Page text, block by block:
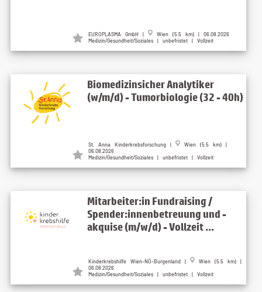
EUROPLASMA GmbH |
Wien (5.5 km) | 06.08.2026
Medizin/Gesundheit/Soziales | unbefristet | Vollzeit
Biomedizinsicher Analytiker
(w/m/d) - Tumorbiologie (32 - 40h)
St. Anna Kinderkrebsforschung |
Wien (5.5 km) |
06.08.2026
Medizin/Gesundheit/Soziales | unbefristet | Vollzeit
Mitarbeiter:in Fundraising /
Spender:innenbetreuung und -
akquise (m/w/d) - Vollzeit ...
Kinderkrebshilfe Wien-NÖ-Burgenland |
Wien (5.5 km) |
06.08.2026
Medizin/Gesundheit/Soziales | unbefristet | Vollzeit